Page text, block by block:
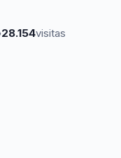
28.154visitas